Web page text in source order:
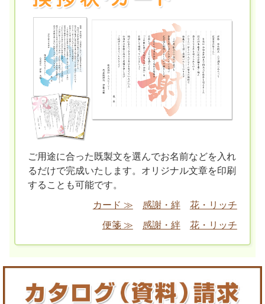
ご用途に合った既製文を選んでお名前などを入れ
るだけで完成いたします。オリジナル文章を印刷
することも可能です。
カード ≫
感謝・絆
花・リッチ
便箋 ≫
感謝・絆 花・リッチ